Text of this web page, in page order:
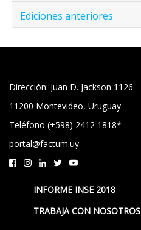
Ediciones anteriores
Dirección: Juan D. Jackson 1126
11200 Montevideo, Uruguay
Teléfono (+598) 2412 1818*
portal@factum.uy
INFORME INSE 2018
TRABAJA CON NOSOTROS